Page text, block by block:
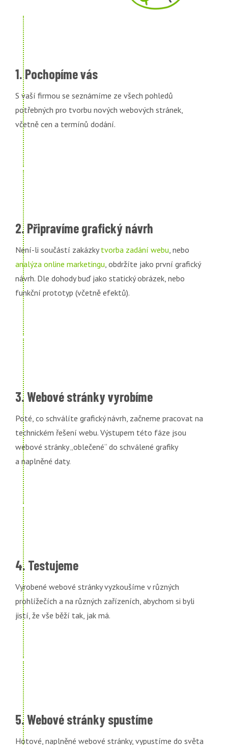
1. Pochopíme vás
S vaší firmou se seznámíme ze všech pohledů
potřebných pro tvorbu nových webových stránek,
včetně cen a termínů dodání.
2. Připravíme grafický návrh
Není-li součástí zakázkytvorba zadání webu, nebo
analýza online marketingu, obdržíte jako první grafický
návrh. Dle dohody buď jako statický obrázek, nebo
funkční prototyp (včetně efektů).
3. Webové stránky vyrobíme
Poté, co schválíte grafický návrh, začneme pracovat na
technickém řešení webu. Výstupem této fáze jsou
webové stránky „oblečené“ do schválené grafiky
a naplněné daty.
4. Testujeme
Vyrobené webové stránky vyzkoušíme v různých
prohlížečích a na různých zařízeních, abychom si byli
jistí, že vše běží tak, jak má.
5. Webové stránky spustíme
Hotové, naplněné webové stránky, vypustíme do světa